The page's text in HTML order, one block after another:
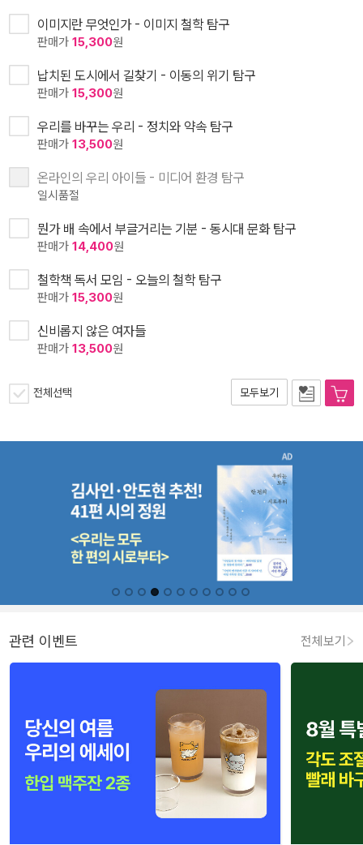
이미지란 무엇인가 - 이미지 철학 탐구
판매가 15,300원
납치된 도시에서 길찾기 - 이동의 위기 탐구
판매가 15,300원
우리를 바꾸는 우리 - 정치와 약속 탐구
판매가 13,500원
온라인의 우리 아이들 - 미디어 환경 탐구
일시품절
뭔가 배 속에서 부글거리는 기분 - 동시대 문화 탐구
판매가 14,400원
철학책 독서 모임 - 오늘의 철학 탐구
판매가 15,300원
신비롭지 않은 여자들
판매가 13,500원
전체선택 모두보기
관련 이벤트 전체보기